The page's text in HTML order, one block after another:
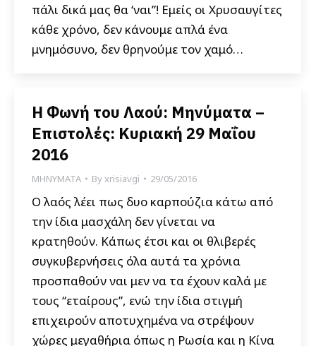
πάλι δικά μας θα ‘ναι”! Εμείς οι Χρυσαυγίτες
κάθε χρόνο, δεν κάνουμε απλά ένα
μνημόσυνο, δεν θρηνούμε τον χαμό…
Η Φωνή του Λαού: Μηνύματα –
Επιστολές: Κυριακή 29 Μαΐου
2016
ΜΗΝΥΜΑΤΑ Byxrisiavgi 29/05/2016
O λαός λέει πως δυο καρπούζια κάτω από
την ίδια μασχάλη δεν γίνεται να
κρατηθούν. Κάπως έτσι και οι θλιβερές
συγκυβερνήσεις όλα αυτά τα χρόνια
προσπαθούν ναι μεν να τα έχουν καλά με
τους “εταίρους”, ενώ την ίδια στιγμή
επιχειρούν αποτυχημένα να στρέψουν
χώρες μεγαθήρια όπως η Ρωσία και η Κίνα